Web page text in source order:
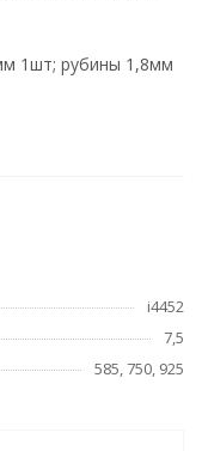
1шт; рубины 1,8мм
i4452
7,5
585, 750, 925